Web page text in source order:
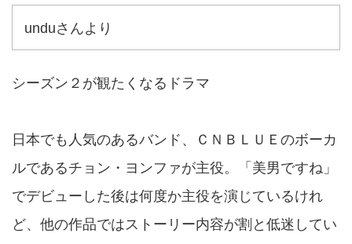
unduさんより
シーズン２が観たくなるドラマ
日本でも人気のあるバンド、ＣＮＢＬＵＥのボーカ
ルであるチョン・ヨンファが主役。「美男ですね」
でデビューした後は何度か主役を演じているけれ
ど、他の作品ではストーリー内容が割と低迷してい